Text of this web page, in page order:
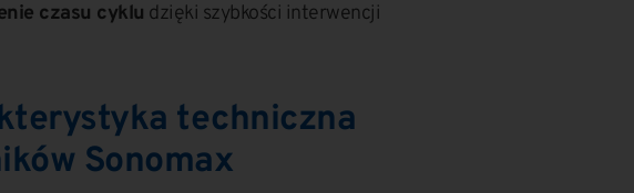
czasu cyklu dzięki szybkości interwencji
techniczna
Sonomax